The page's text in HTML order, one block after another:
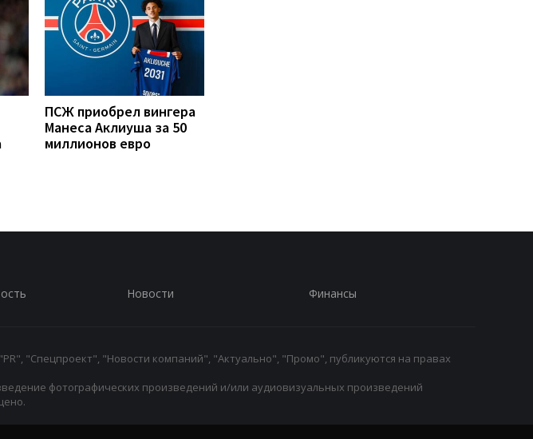
ПСЖ приобрел вингера
Манеса Аклиуша за 50
миллионов евро
Новости Финансы
"Спецпроект", "Новости компаний", "Актуально", "Промо", публикуются на правах
фотографических произведений и/или аудиовизуальных произведений